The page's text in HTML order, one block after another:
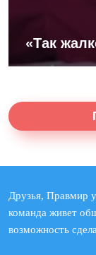
«Так
Друзья, Правмир
команда живет
возможность